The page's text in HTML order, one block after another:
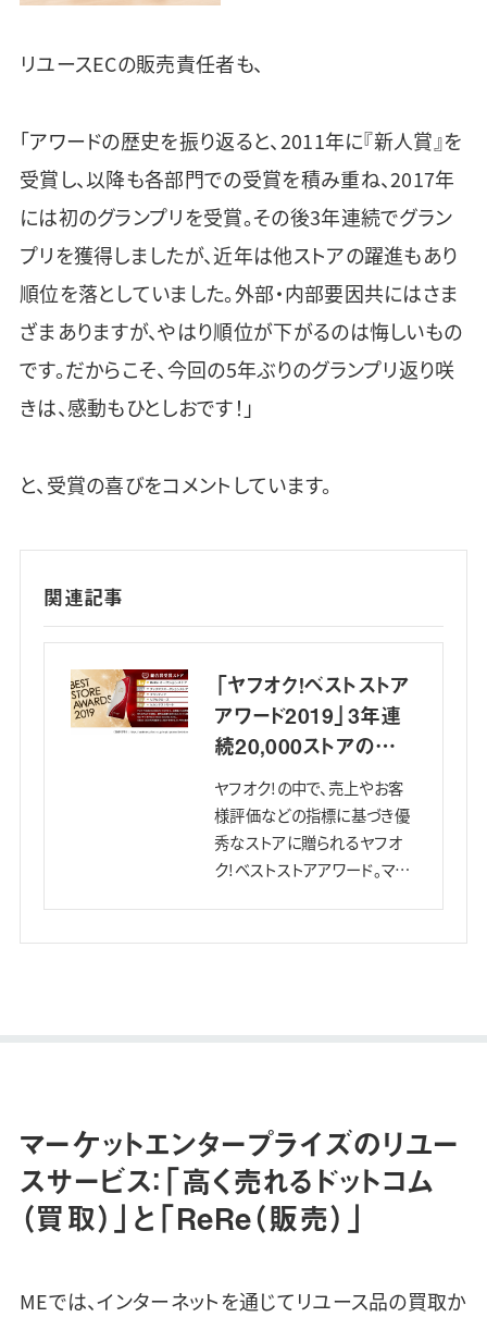
リユースECの販売責任者も、
「アワードの歴史を振り返ると、2011年に『新人賞』を
受賞し、以降も各部門での受賞を積み重ね、2017年
には初のグランプリを受賞。その後3年連続でグラン
プリを獲得しましたが、近年は他ストアの躍進もあり
順位を落としていました。外部・内部要因共にはさま
ざまありますが、やはり順位が下がるのは悔しいもの
です。だからこそ、今回の5年ぶりのグランプリ返り咲
きは、感動もひとしおです！」
と、受賞の喜びをコメントしています。
関連記事
「ヤフオク!ベストストア
アワード2019」3年連
続20,000ストアの頂
点になった総合グラン
プリ受賞の舞台裏。
ヤフオク!の中で、売上やお客
様評価などの指標に基づき優
秀なストアに贈られるヤフオ
ク!ベストストアアワード。マー
ア』は、2017年から3年連続で
マーケットエンタープライズのリユー
スサービス：「高く売れるドットコム
（買取）」と「ReRe（販売）」
MEでは、インターネットを通じてリユース品の買取か